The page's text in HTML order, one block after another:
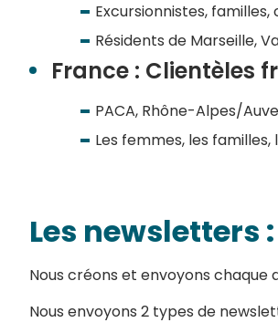
Excursionnistes,
Résidents de Marseille,
France : Clientèles
PACA, Rhône-Alpes/
Les femmes, les
Les newsletters :
Nous créons et envoyons chaque
Nous envoyons 2 types de